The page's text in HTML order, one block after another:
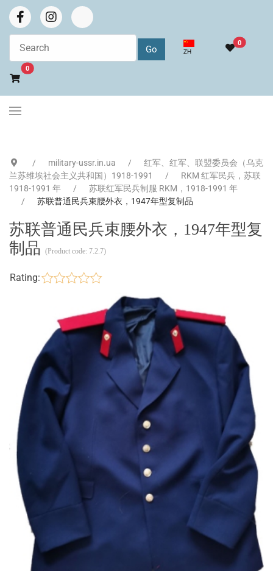
选择你的语音
ZH
0
0Go to cart
military-ussr.in.ua
红军、红军、联盟委员会（乌克
兰苏维埃社会主义共和国）1918-1991
RKM 红军民兵，苏联
1918-1991 年
苏联红军民兵制服 RKM，1918-1991 年
苏联普通民兵束腰外衣，1947年型复制品
苏联普通民兵束腰外衣，1947年型复
制品
(Product code: 7.2.7)
Rating: